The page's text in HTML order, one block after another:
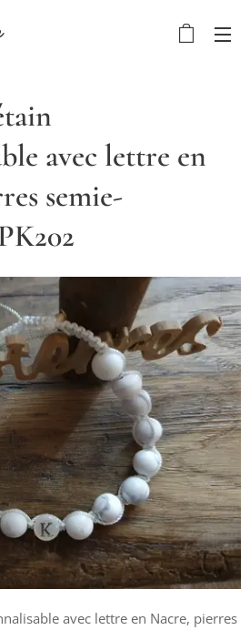
avec lettre en
semie-
avec lettre en Nacre, pierres